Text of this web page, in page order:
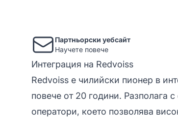
Партньорски уебсайт
Научете повече
Интеграция на Redvoiss
Redvoiss е чилийски пионер в
повече от 20 години. Разполага
оператори, което позволява